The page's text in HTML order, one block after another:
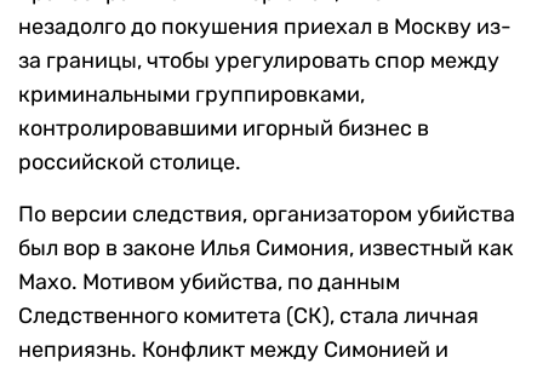
незадолго до покушения приехал в Москву из-
за границы, чтобы урегулировать спор между
криминальными группировками,
контролировавшими игорный бизнес в
российской столице.
По версии следствия, организатором убийства
был вор в законе Илья Симония, известный как
Махо. Мотивом убийства, по данным
Следственного комитета (СК), стала личная
неприязнь. Конфликт между Симонией и